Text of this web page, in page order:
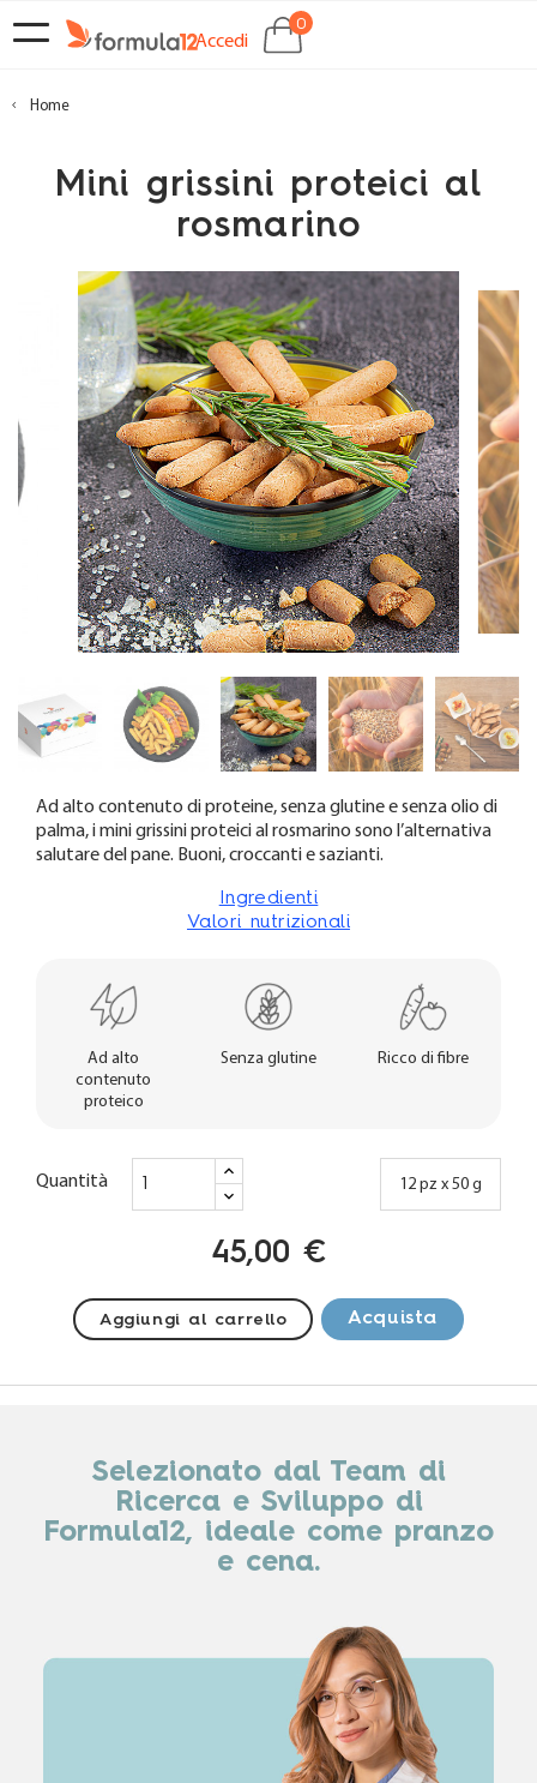
navigazione
Toggle
Accedi
0
Home
Mini grissini proteici al
rosmarino
Ad alto contenuto di proteine, senza glutine e senza olio di
palma, i mini grissini proteici al rosmarino sono l’alternativa
salutare del pane. Buoni, croccanti e sazianti.
Ingredienti
Valori nutrizionali
Ad alto
contenuto
proteico
Senza glutine Ricco di fibre
Quantità 12 pz x 50 g
45,00 €
Aggiungi al carrello Acquista
Selezionato dal Team di
Ricerca e Sviluppo di
Formula12, ideale come pranzo
e cena.
SHOCKBOX
CHI
CONTATTI
CLUB